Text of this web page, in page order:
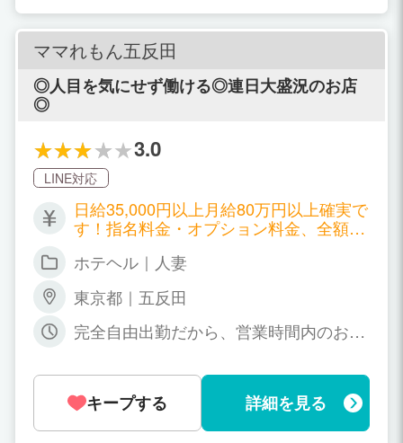
ママれもん五反田
◎人目を気にせず働ける◎連日大盛況のお店
◎
3.0
LINE対応
日給35,000円以上月給80万円以上確実で
す！指名料金・オプション料金、全額支
費・・・・・・・・・・・・・・・0円
迎・・・・・・・・・・・・・・・0円
※駐車場・・・・・・・・・・・・・0
円 ※個室待機場使用料・・・・・・・
品・・・・・・・・0円 ※寮（電化製
品フル装備）使用料・・・0円
ホテヘル｜人妻
東京都｜五反田
完全自由出勤だから、営業時間内のお好
キープする 詳細を見る